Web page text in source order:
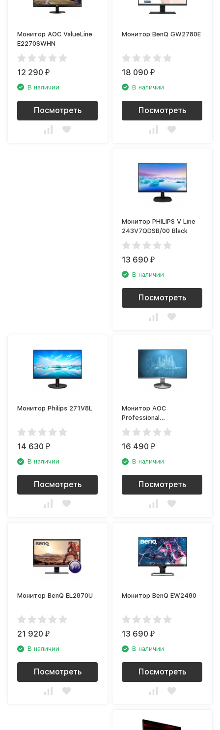
Монитор AOC ValueLine
E2270SWHN
12 290₽
В наличии
Посмотреть
Монитор BenQ GW2780E
18 090₽
В наличии
Посмотреть
Монитор PHILIPS V Line
243V7QDSB/00 Black
13 690₽
В наличии
Посмотреть
Монитор Philips 271V8L
14 630₽
В наличии
Посмотреть
Монитор AOC
Professional
l2490VXQ/BT
16 490₽
В наличии
Посмотреть
Монитор BenQ EL2870U
21 920₽
В наличии
Посмотреть
Монитор BenQ EW2480
13 690₽
В наличии
Посмотреть